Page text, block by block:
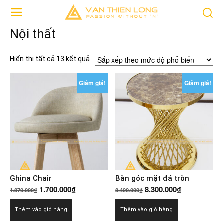
Nội thất
Hiển thị tất cả 13 kết quả Đã
sắp
xếp
mức
phổ
biến
Giảm giá!
Ghina Chair
1.870.000₫ Giá
gốc
là:
1.700.000₫Giá
Thêm vào giỏ hàng
Giảm giá!
Bàn góc mặt đá tròn
8.490.000₫ Giá
gốc
là:
8.300.000₫Giá
Thêm vào giỏ hàng